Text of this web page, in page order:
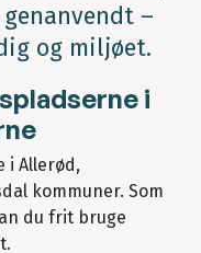
–
og miljøet.
i
i Allerød,
kommuner. Som
du frit bruge